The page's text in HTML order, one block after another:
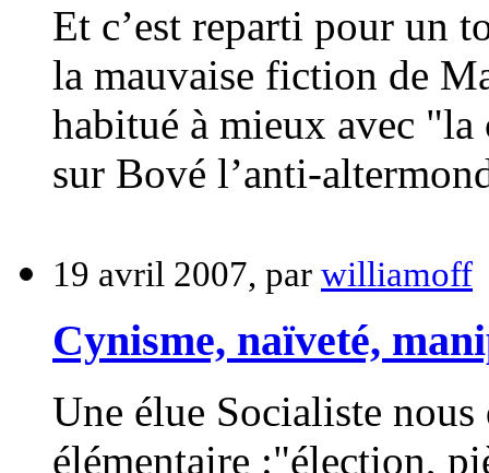
Et c’est reparti pour un
la mauvaise fiction de
habitué à mieux avec
sur Bové l’anti-
19 avril 2007, par williamoff
Cynisme, naïveté,
Une élue Socialiste
élémentaire :"élection,